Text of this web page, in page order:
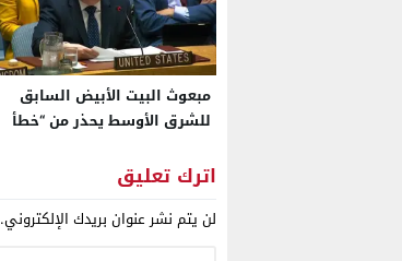
مبعوث البيت الأبيض السابق
للشرق الأوسط يحذر من “خطأ
إيران للبوليساريو لتحويلها إلى
ذراع عسكري يهدد استقرار
شمال إفريقيا
اترك تعليق
لن يتم نشر عنوان بريدك الإلكتروني.